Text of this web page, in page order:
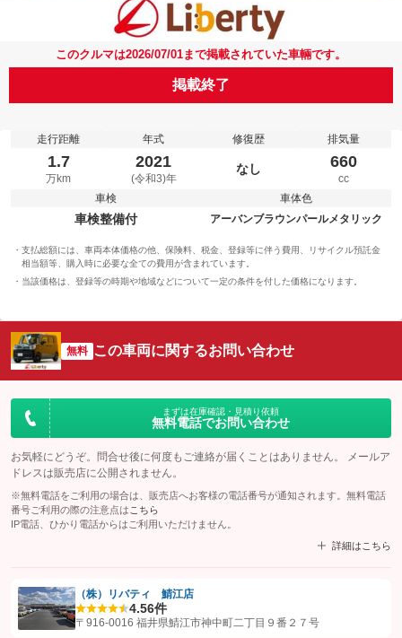
このクルマは2026/07/01まで掲載されていた車輛です。
掲載終了
走行距離
1.7
万km
年式
2021
(令和3)年
修復歴
なし
排気量
660
cc
車検
車検整備付
車体色
アーバンブラウンパールメタリック
支払総額には、車両本体価格の他、保険料、税金、登録等に伴う費用、リサイクル預託金
相当額等、購入時に必要な全ての費用が含まれています。
当該価格は、登録等の時期や地域などについて一定の条件を付した価格になります。
無料 この車両に関するお問い合わせ
まずは在庫確認・見積り依頼
無料電話でお問い合わせ
お気軽にどうぞ。問合せ後に何度もご連絡が届くことはありません。 メールア
ドレスは販売店に公開されません。
※無料電話をご利用の場合は、販売店へお客様の電話番号が通知されます。無料電話
番号ご利用の際の注意点は こちら
IP電話、ひかり電話からはご利用いただけません。
詳細はこちら
【STEP1】認証画面でグーネットを友だち追加してから「許可する」ボタンを押
（株）リバティ 鯖江店
4.56件
〒916-0016 福井県鯖江市神中町二丁目９番２７号